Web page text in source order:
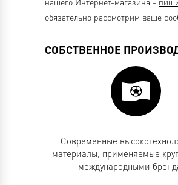
обязательно рассмотрим ваше
СОБСТВЕННОЕ
Современные
материалы, применяемые
международными